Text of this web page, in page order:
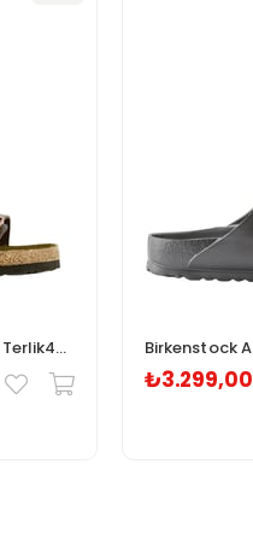
Birkenstock Arizona Sfb Erkek Terlik451161
₺3.299,00